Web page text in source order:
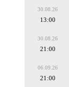
30.08.26
13:00
30.08.26
21:00
06.09.26
21:00